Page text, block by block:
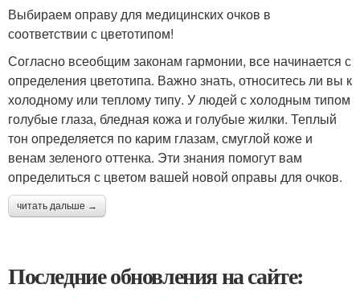
Выбираем оправу для медицинских очков в
соответствии с цветотипом!
Согласно всеобщим законам гармонии, все начинается с
определения цветотипа. Важно знать, относитесь ли вы к
холодному или теплому типу. У людей с холодным типом
голубые глаза, бледная кожа и голубые жилки. Теплый
тон определяется по карим глазам, смуглой коже и
венам зеленого оттенка. Эти знания помогут вам
определиться с цветом вашей новой оправы для очков.
читать дальше →
Последние обновления на сайте: